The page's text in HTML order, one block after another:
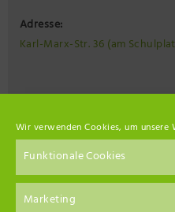
Wir verwenden Cookies, um
Funktionale Cookies
Marketing
Adresse:
Karl-Marx-Str. 36 (am
Unsere Netzwerk-Partner